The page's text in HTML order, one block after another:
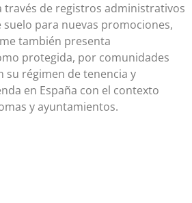
través de registros administrativos
para nuevas promociones,
también presenta
protegida, por comunidades
su régimen de tenencia y
en España con el contexto
y ayuntamientos.